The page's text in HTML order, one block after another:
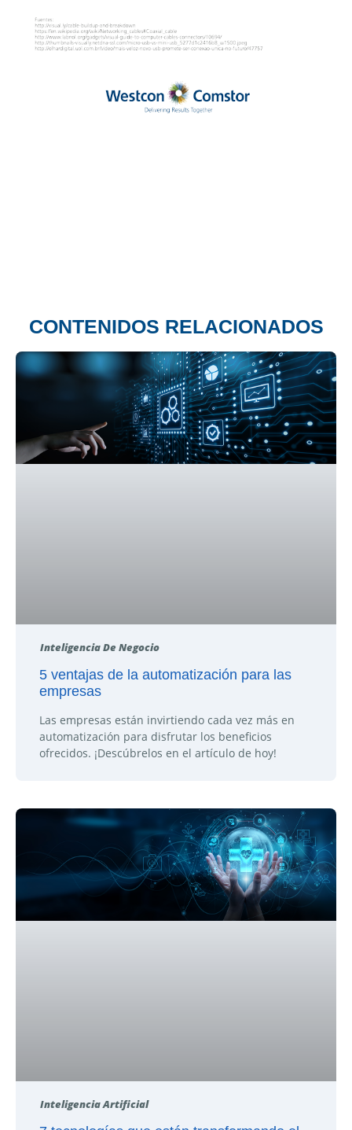
CONTENIDOS RELACIONADOS
Inteligencia De Negocio
5 ventajas de la automatización para las
empresas
Las empresas están invirtiendo cada vez más en
automatización para disfrutar los beneficios
ofrecidos. ¡Descúbrelos en el artículo de hoy!
Inteligencia Artificial